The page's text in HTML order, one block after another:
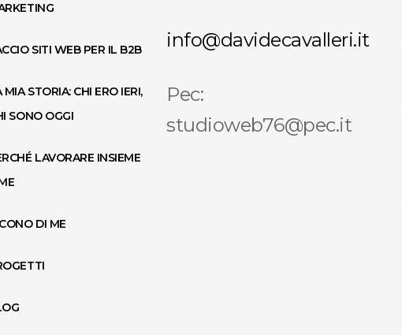
SITI WEB PER IL B2B
MIA STORIA: CHI ERO IERI,
SONO OGGI
LAVORARE INSIEME
DI ME
info@davidecavalleri.it
Pec:
studioweb76@pec.it